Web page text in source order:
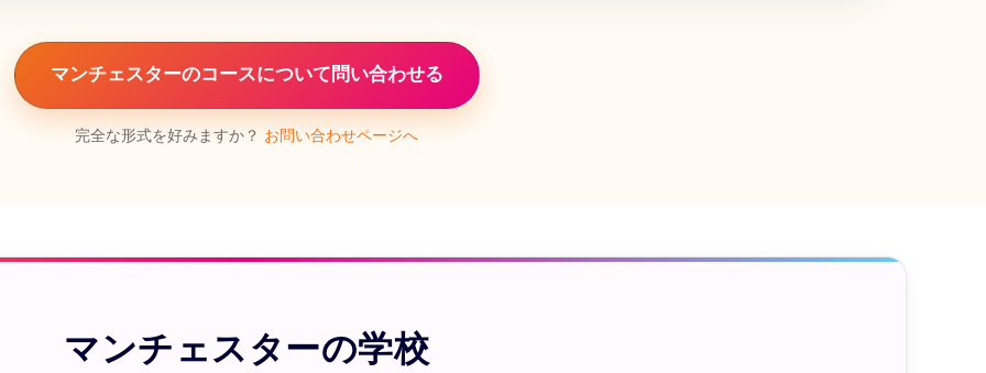
マンチェスターのコースについて問い合わせる
完全な形式を好みますか？ お問い合わせページへ
マンチェスターの学校